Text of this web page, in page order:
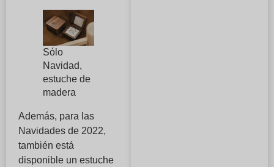
Sólo
Navidad,
estuche de
madera
Además, para las
Navidades de 2022,
también está
disponible un estuche